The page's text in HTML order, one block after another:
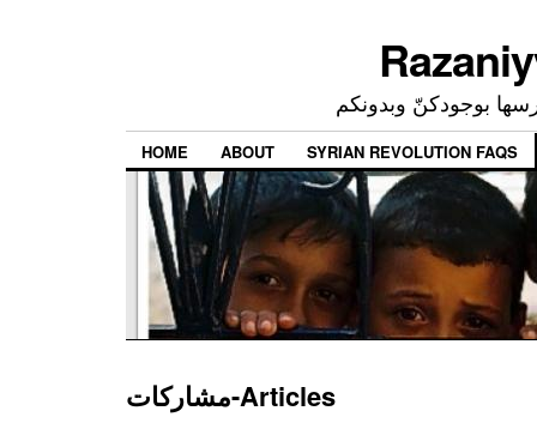
بوجودكنّ وبدونكم
HOME ABOUT SYRIAN REVOLUTION FAQS
مشاركات-Articles